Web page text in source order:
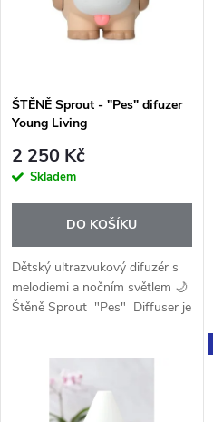
p
r
o
d
u
s
p
r
d
u
ŠTĚNĚ Sprout - "Pes" difuzer
Young Living
2 250 Kč
Skladem
DO KOŠÍKU
Dětský ultrazvukový difuzér s
melodiemi a nočním světlem 🌙
Štěně Sprout "Pes" Diffuser je
roztomilý ultrazvukový aroma